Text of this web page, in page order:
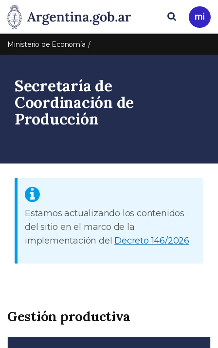
Presidencia
de
Nación
Pasar al contenido principal
Ir
a
Buscar
Ministerio de Economía
Secretaría de
Coordinación de
Producción
Estamos actualizando los contenidos
del sitio en el marco de la
implementación del Decreto 146/2026
Gestión productiva